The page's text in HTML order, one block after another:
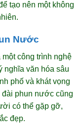
tạo nên một không
Nước
công trình nghệ
nghĩa văn hóa sâu
phố và khát vọng
phun nước cũng
có thể gặp gỡ,
đẹp.